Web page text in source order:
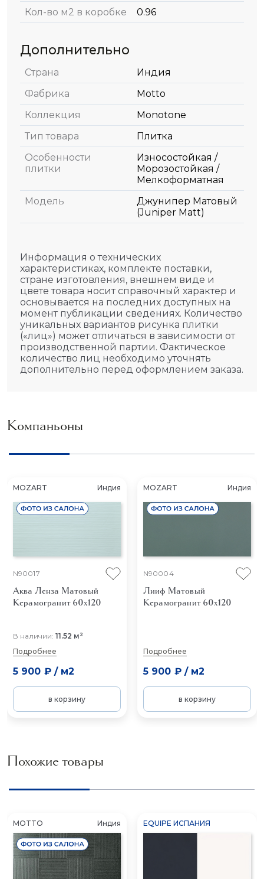
Кол-во м2 в коробке 0.96
Дополнительно
Страна
Индия
Фабрика
Motto
Коллекция
Monotone
Тип товара
Плитка
Особенности
плитки
Износостойкая /
Морозостойкая /
Мелкоформатная
Модель
Джунипер Матовый
(Juniper Matt)
Информация о технических
характеристиках, комплекте поставки,
стране изготовления, внешнем виде и
цвете товара носит справочный характер и
основывается на последних доступных на
момент публикации сведениях. Количество
уникальных вариантов рисунка плитки
(«лиц») может отличаться в зависимости от
производственной партии. Фактическое
количество лиц необходимо уточнять
дополнительно перед оформлением заказа.
Компаньоны
MOZART Индия
N90017
Аква Ленза Матовый
Керамогранит 60x120
В наличии: 11.52 м2
Подробнее
5 900 ₽/ м2
в корзину
MOZART Индия
N90004
Лииф Матовый
Керамогранит 60x120
Подробнее
5 900 ₽/ м2
в корзину
Похожие товары
MOTTO Индия EQUIPE ИСПАНИЯ